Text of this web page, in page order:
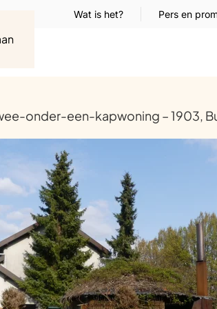
Wat is het? Pers en
onder-een-kapwoning – 1903,